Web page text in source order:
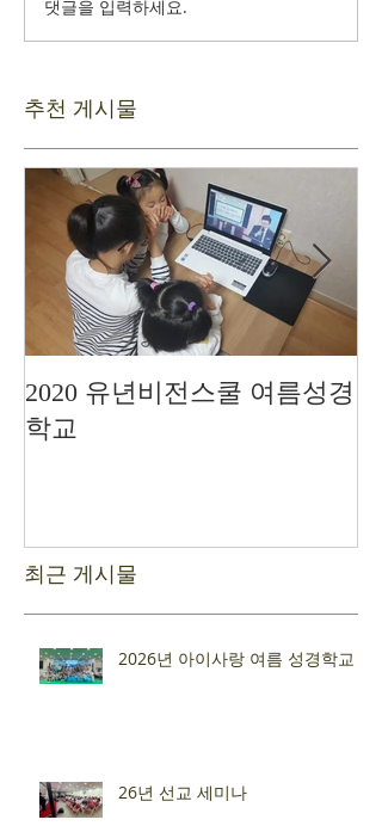
댓글을 입력하세요.
추천 게시물
2020 유년비전스쿨 여름성경
학교
최근 게시물
2026년 아이사랑 여름 성경학교
26년 선교 세미나